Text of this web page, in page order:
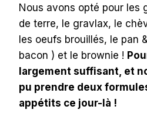
Nous avons opté pour les
de terre, le gravlax, le
les oeufs brouillés, le pan
bacon ) et le brownie !
largement suffisant, et
pu prendre deux
appétits ce jour-là !